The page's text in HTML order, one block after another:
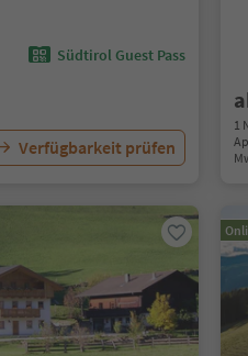
Südtirol Guest Pass
Verfügbarkeit prüfen
1